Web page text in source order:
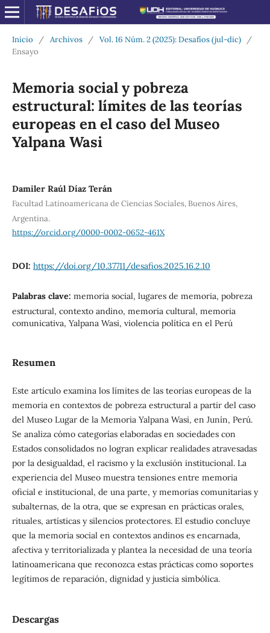
Inicio / Archivos / Vol. 16 Núm. 2 (2025): Desafíos (jul-dic)
/
Ensayo
Memoria social y pobreza
estructural: límites de las teorías
europeas en el caso del Museo
Yalpana Wasi
Damiler Raúl Díaz Terán
Facultad Latinoamericana de Ciencias Sociales, Buenos Aires,
Argentina.
https://orcid.org/0000-0002-0652-461X
DOI: https://doi.org/10.37711/desafios.2025.16.2.10
Palabras clave: memoria social, lugares de memoria, pobreza
estructural, contexto andino, memoria cultural, memoria
comunicativa, Yalpana Wasi, violencia política en el Perú
Resumen
Este artículo examina los límites de las teorías europeas de la
memoria en contextos de pobreza estructural a partir del caso
del Museo Lugar de la Memoria Yalpana Wasi, en Junín, Perú.
Se analiza cómo categorías elaboradas en sociedades con
Estados consolidados no logran explicar realidades atravesadas
por la desigualdad, el racismo y la exclusión institucional. La
experiencia del Museo muestra tensiones entre memoria
oficial e institucional, de una parte, y memorias comunitarias y
subalternas, de la otra, que se expresan en prácticas orales,
rituales, artísticas y silencios protectores. El estudio concluye
que la memoria social en contextos andinos es encarnada,
afectiva y territorializada y plantea la necesidad de una teoría
latinoamericana que reconozca estas prácticas como soportes
legítimos de reparación, dignidad y justicia simbólica.
Descargas